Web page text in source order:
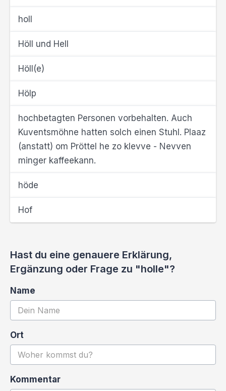
holl
Höll und Hell
Höll(e)
Hölp
hochbetagten Personen vorbehalten. Auch
Kuventsmöhne hatten solch einen Stuhl. Plaaz
(anstatt) om Pröttel he zo klevve - Nevven
minger kaffeekann.
höde
Hof
Hast du eine genauere Erklärung,
Ergänzung oder Frage zu "holle"?
Name
Ort
Kommentar